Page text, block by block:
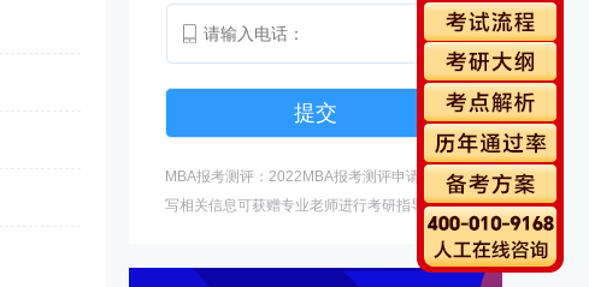
MBA报考测评：2022MBA报考测评申请中，填
写相关信息可获赠专业老师进行考研指导。